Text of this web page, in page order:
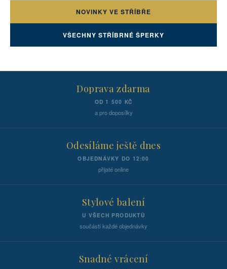
NOVINKY VE STŘÍBŘE
VŠECHNY STŘÍBRNÉ ŠPERKY
Doprava zdarma
OD 1 500 KČ
a pro doposílky
Odesíláme ještě dnes
OBJEDNÁVKY DO 12:00
přijaté online
Stylové balení
U VŠECH PRODUKTŮ
součástí každé objednávky
Snadné vrácení